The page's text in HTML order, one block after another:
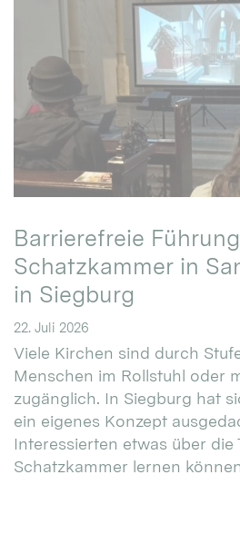
Barrierefreie
Schatzkammer in
in Siegburg
22. Juli 2026
Viele Kirchen sind durch
Menschen im Rollstuhl oder
zugänglich. In Siegburg hat
ein eigenes Konzept
Interessierten etwas über die
Schatzkammer lernen